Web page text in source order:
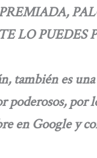
LO PUEDES
también es
poderosos, por
en Google y